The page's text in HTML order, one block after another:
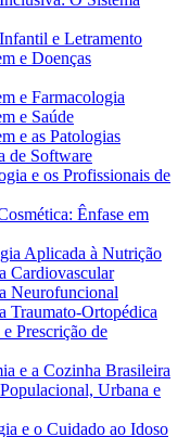
e Letramento
e Doenças
e Farmacologia
e Saúde
e as Patologias
de Software
e os Profissionais de
Ênfase em
Aplicada à Nutrição
Cardiovascular
Neurofuncional
Traumato-Ortopédica
Prescrição de
e a Cozinha Brasileira
Urbana e
e o Cuidado ao Idoso